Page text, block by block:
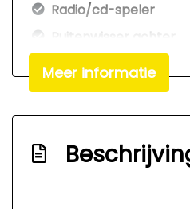
Radio/cd-speler
Ruitenwisser achter
Voorruitverwarming
Exterieur
Bumpers in
Meer informatie